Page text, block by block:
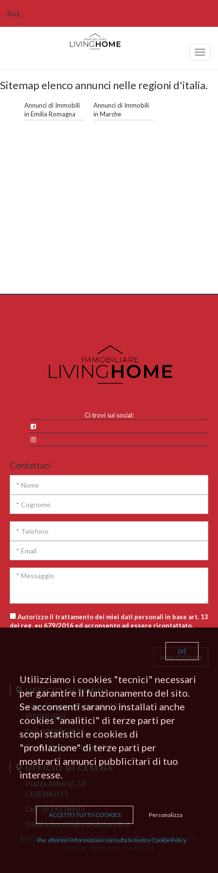
Blog
Sitemap elenco annunci nelle regioni d'italia.
Annunci di Immobili
in Emilia Romagna
Annunci di Immobili
in Marche
Ci trovi sui social:
Contattaci
Autorizzo il trattamento dei miei dati personali in base art. 13
del reg. eu 679/2016 ed acconsento ad essere ricontattato.
UFFICIO DI RIMINI
Viale Giacomo Matteotti, 13/B
RIMINI (RN)
Cell.3348267835
Emailinfo@immobiliarelh.it
UFFICIO DI CESENA
Piazza Almerici, 18
CESENA (FC)
Cell. 3519278505
Emaila.moretti@immobiliarelh.it
© 2026 - Immobiliare Living Home. All rights reserved.Privacy -
- -
[X]
Utilizziamo i cookies "tecnici" necessari
per garantire il funzionamento del sito.
Se acconsenti saranno installati anche
cookies "analitici" di terze parti per
scopi statistici e cookies di
"profilazione" di terze parti per
mostrarti annunci pubblicitari di tuo
interesse.
ACCETTO TUTTI I COOKIES Personalizza
Per ulteriori informazioni consulta la nostra Cookie Policy